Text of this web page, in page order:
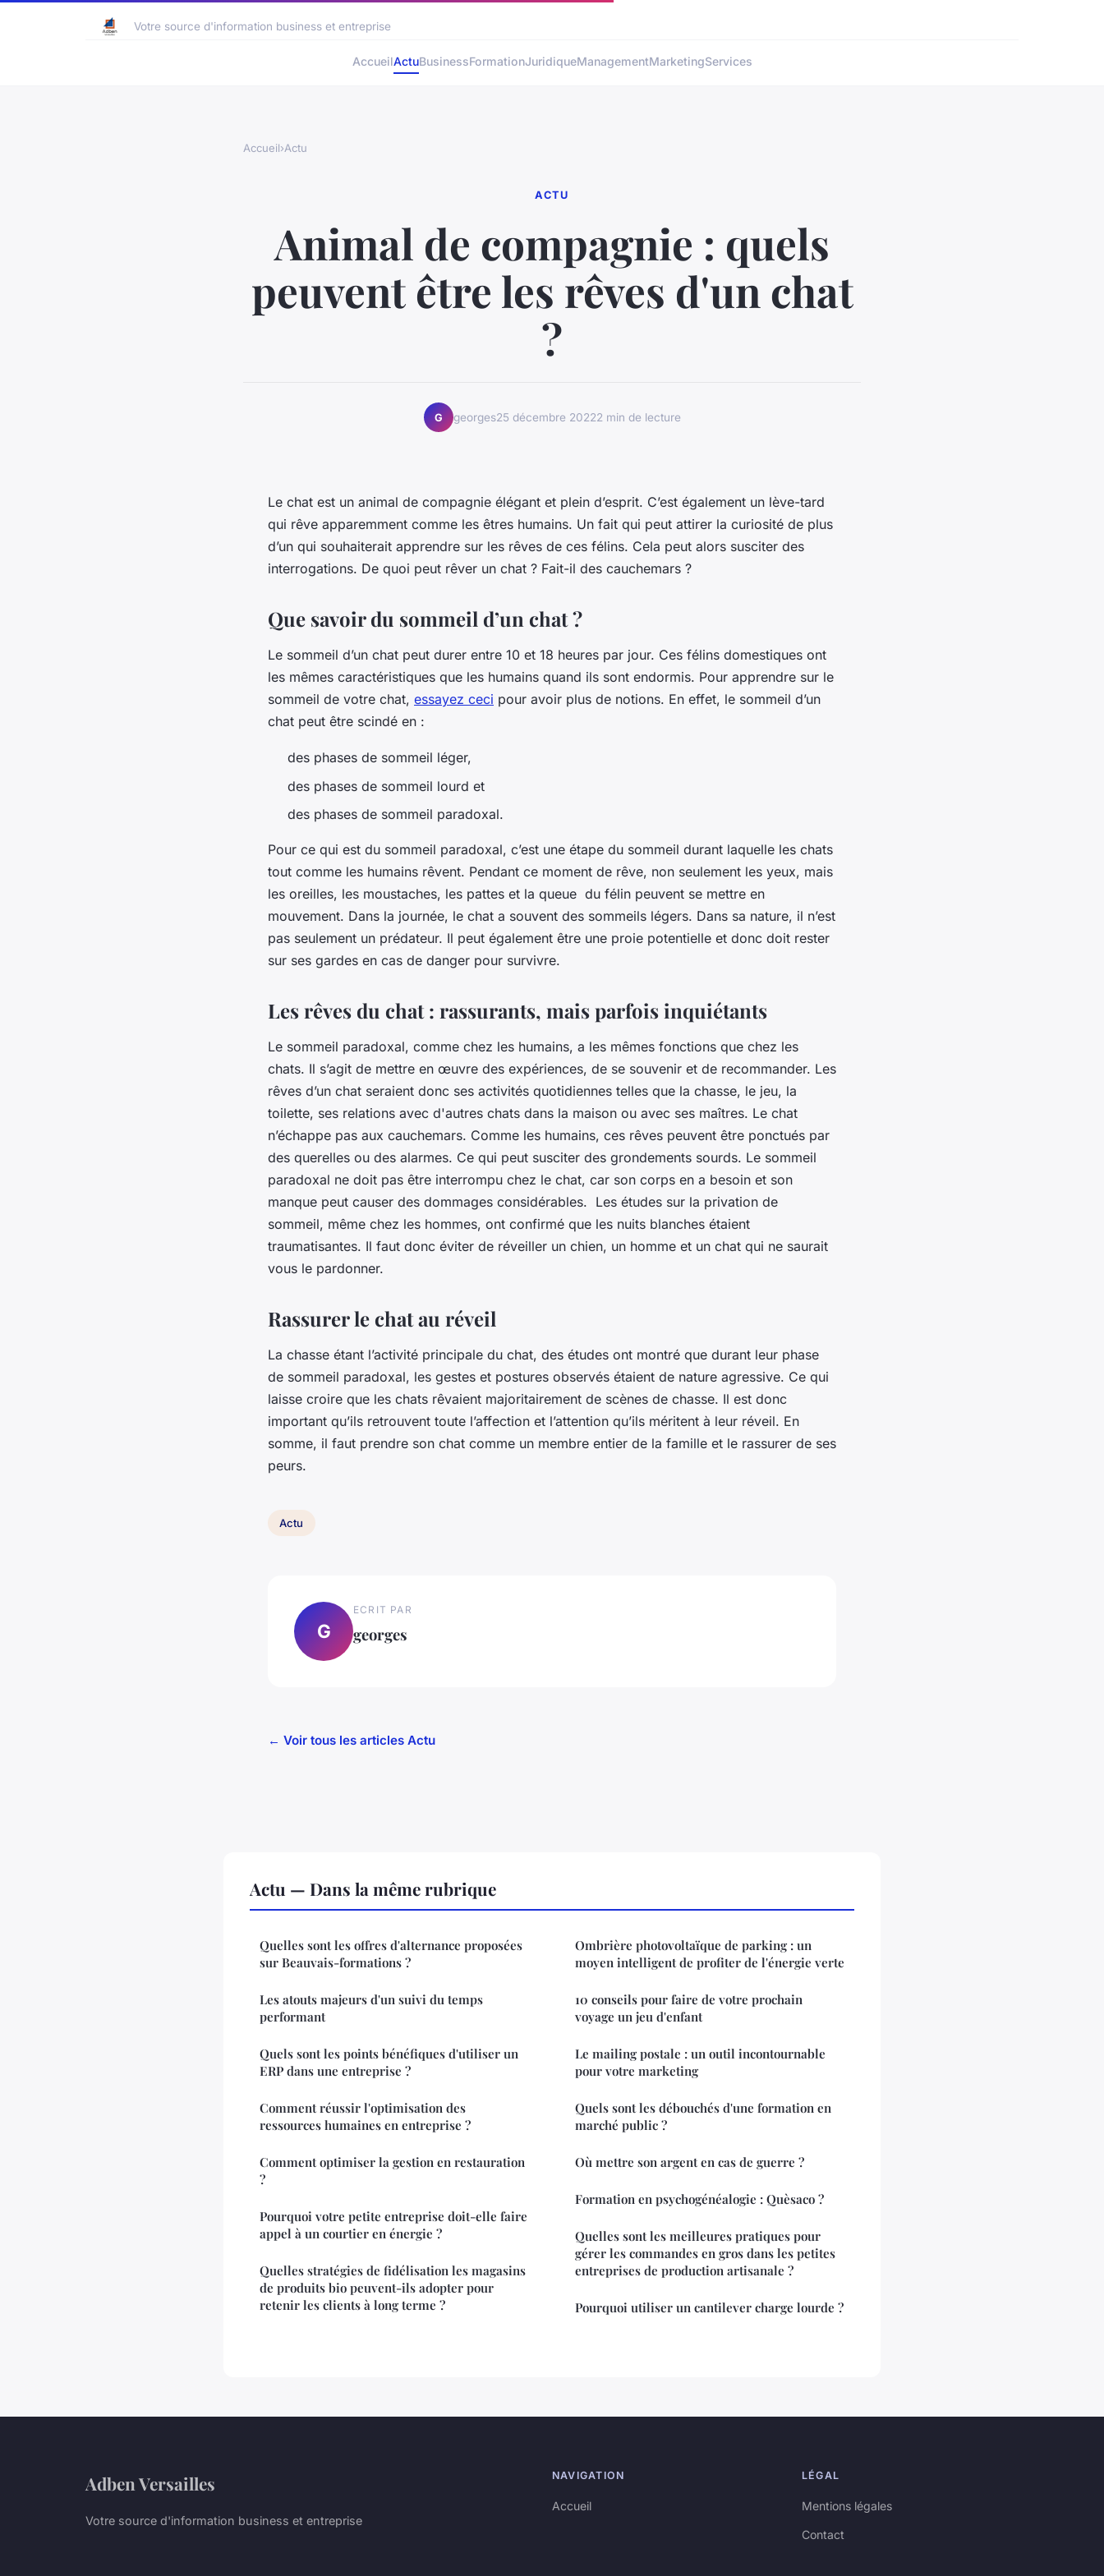
Votre source d'information business et entreprise
AccueilActuBusinessFormationJuridiqueManagementMarketingServices
Accueil›Actu
ACTU
Animal de compagnie : quels
peuvent être les rêves d'un chat
?
G georges25 décembre 20222 min de lecture
Le chat est un animal de compagnie élégant et plein d’esprit. C’est également un lève-tard
qui rêve apparemment comme les êtres humains. Un fait qui peut attirer la curiosité de plus
d’un qui souhaiterait apprendre sur les rêves de ces félins. Cela peut alors susciter des
interrogations. De quoi peut rêver un chat ? Fait-il des cauchemars ?
Que savoir du sommeil d’un chat ?
Le sommeil d’un chat peut durer entre 10 et 18 heures par jour. Ces félins domestiques ont
les mêmes caractéristiques que les humains quand ils sont endormis. Pour apprendre sur le
sommeil de votre chat, essayez ceci pour avoir plus de notions. En effet, le sommeil d’un
chat peut être scindé en :
des phases de sommeil léger,
des phases de sommeil lourd et
des phases de sommeil paradoxal.
Pour ce qui est du sommeil paradoxal, c’est une étape du sommeil durant laquelle les chats
tout comme les humains rêvent. Pendant ce moment de rêve, non seulement les yeux, mais
les oreilles, les moustaches, les pattes et la queue du félin peuvent se mettre en
mouvement. Dans la journée, le chat a souvent des sommeils légers. Dans sa nature, il n’est
pas seulement un prédateur. Il peut également être une proie potentielle et donc doit rester
sur ses gardes en cas de danger pour survivre.
Les rêves du chat : rassurants, mais parfois inquiétants
Le sommeil paradoxal, comme chez les humains, a les mêmes fonctions que chez les
chats. Il s’agit de mettre en œuvre des expériences, de se souvenir et de recommander. Les
rêves d’un chat seraient donc ses activités quotidiennes telles que la chasse, le jeu, la
toilette, ses relations avec d'autres chats dans la maison ou avec ses maîtres. Le chat
n’échappe pas aux cauchemars. Comme les humains, ces rêves peuvent être ponctués par
des querelles ou des alarmes. Ce qui peut susciter des grondements sourds. Le sommeil
paradoxal ne doit pas être interrompu chez le chat, car son corps en a besoin et son
manque peut causer des dommages considérables. Les études sur la privation de
sommeil, même chez les hommes, ont confirmé que les nuits blanches étaient
traumatisantes. Il faut donc éviter de réveiller un chien, un homme et un chat qui ne saurait
vous le pardonner.
Rassurer le chat au réveil
La chasse étant l’activité principale du chat, des études ont montré que durant leur phase
de sommeil paradoxal, les gestes et postures observés étaient de nature agressive. Ce qui
laisse croire que les chats rêvaient majoritairement de scènes de chasse. Il est donc
important qu’ils retrouvent toute l’affection et l’attention qu’ils méritent à leur réveil. En
somme, il faut prendre son chat comme un membre entier de la famille et le rassurer de ses
peurs.
Actu
G
ECRIT PAR
georges
← Voir tous les articles Actu
Actu — Dans la même rubrique
Quelles sont les offres d'alternance proposées
sur Beauvais-formations ?
Les atouts majeurs d'un suivi du temps
performant
Quels sont les points bénéfiques d'utiliser un
ERP dans une entreprise ?
Comment réussir l'optimisation des
ressources humaines en entreprise ?
Comment optimiser la gestion en restauration
?
Pourquoi votre petite entreprise doit-elle faire
appel à un courtier en énergie ?
Quelles stratégies de fidélisation les magasins
de produits bio peuvent-ils adopter pour
retenir les clients à long terme ?
Ombrière photovoltaïque de parking : un
moyen intelligent de profiter de l'énergie verte
10 conseils pour faire de votre prochain
voyage un jeu d'enfant
Le mailing postale : un outil incontournable
pour votre marketing
Quels sont les débouchés d'une formation en
marché public ?
Où mettre son argent en cas de guerre ?
Formation en psychogénéalogie : Quèsaco ?
Quelles sont les meilleures pratiques pour
gérer les commandes en gros dans les petites
entreprises de production artisanale ?
Pourquoi utiliser un cantilever charge lourde ?
Adben Versailles
Votre source d'information business et entreprise
NAVIGATION
Accueil
LÉGAL
Mentions légales
Contact